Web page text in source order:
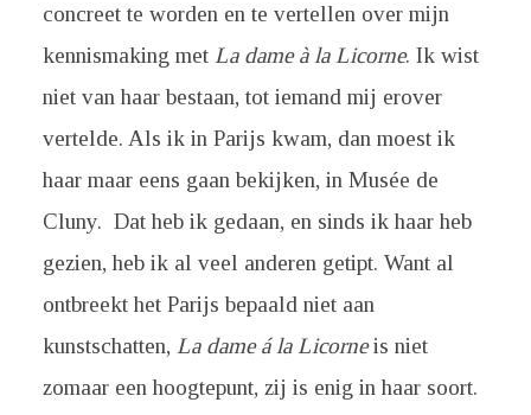
concreet te worden en te vertellen over mijn
kennismaking met La dame à la Licorne. Ik wist
niet van haar bestaan, tot iemand mij erover
vertelde. Als ik in Parijs kwam, dan moest ik
haar maar eens gaan bekijken, in Musée de
Cluny. Dat heb ik gedaan, en sinds ik haar heb
gezien, heb ik al veel anderen getipt. Want al
ontbreekt het Parijs bepaald niet aan
kunstschatten, La dame á la Licorneis niet
zomaar een hoogtepunt, zij is enig in haar soort.